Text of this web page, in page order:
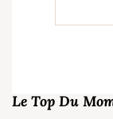
Le Top Du